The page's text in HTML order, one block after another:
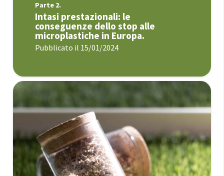
Parte 2.
Intasi prestazionali: le
conseguenze dello stop alle
microplastiche in Europa.
Pubblicato il 15/01/2024